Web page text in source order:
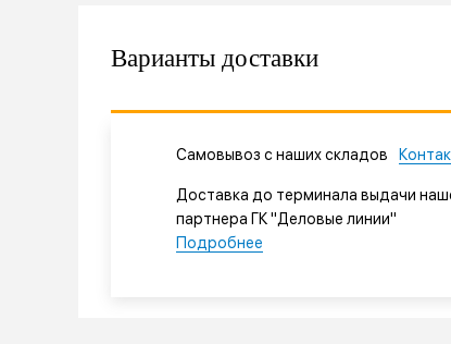
Варианты доставки
Самовывоз с наших складов
Доставка до терминала выдачи
партнера ГК "Деловые линии"
Подробнее